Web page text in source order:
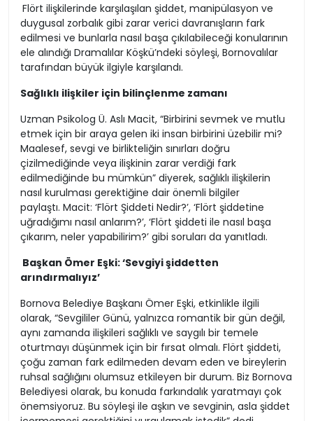
Flört ilişkilerinde karşılaşılan şiddet, manipülasyon ve
duygusal zorbalık gibi zarar verici davranışların fark
edilmesi ve bunlarla nasıl başa çıkılabileceği konularının
ele alındığı Dramalılar Köşkü’ndeki söyleşi, Bornovalılar
tarafından büyük ilgiyle karşılandı.
Sağlıklı ilişkiler için bilinçlenme zamanı
Uzman Psikolog Ü. Aslı Macit, “Birbirini sevmek ve mutlu
etmek için bir araya gelen iki insan birbirini üzebilir mi?
Maalesef, sevgi ve birlikteliğin sınırları doğru
çizilmediğinde veya ilişkinin zarar verdiği fark
edilmediğinde bu mümkün” diyerek, sağlıklı ilişkilerin
nasıl kurulması gerektiğine dair önemli bilgiler
paylaştı. Macit: ‘Flört Şiddeti Nedir?’, ‘Flört şiddetine
uğradığımı nasıl anlarım?’, ‘Flört şiddeti ile nasıl başa
çıkarım, neler yapabilirim?’ gibi soruları da yanıtladı.
Başkan Ömer Eşki: ‘Sevgiyi şiddetten
arındırmalıyız’
Bornova Belediye Başkanı Ömer Eşki, etkinlikle ilgili
olarak, “Sevgililer Günü, yalnızca romantik bir gün değil,
aynı zamanda ilişkileri sağlıklı ve saygılı bir temele
oturtmayı düşünmek için bir fırsat olmalı. Flört şiddeti,
çoğu zaman fark edilmeden devam eden ve bireylerin
ruhsal sağlığını olumsuz etkileyen bir durum. Biz Bornova
Belediyesi olarak, bu konuda farkındalık yaratmayı çok
önemsiyoruz. Bu söyleşi ile aşkın ve sevginin, asla şiddet